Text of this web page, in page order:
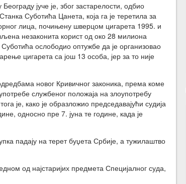
јуче је, због застарелости, одбио
Суботића Цанета, која га је теретила за
лица, почињену шверцом цигарета 1995. и
незаконита корист од око 28 милиона
ослободио оптужбе да је организовао
цигарета са још 13 особа, јер за то није
новог Кривичног законика, према коме
службеног положаја на злоупотребу
је, како је образложио председавајући судија
односно пре 7. јуна те године, када је
падају на терет буџета Србије, а тужилаштво
од најстаријих предмета Специјалног суда,